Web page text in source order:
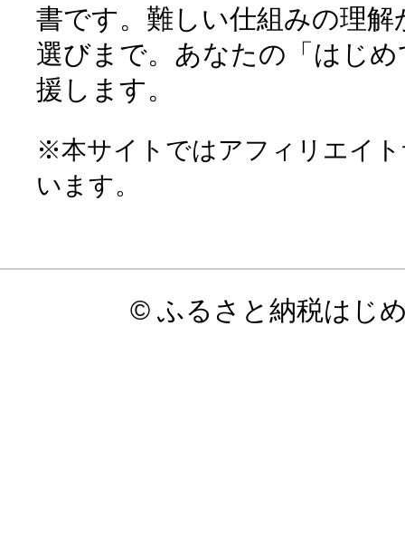
書です。難しい仕組みの理
選びまで。あなたの「はじ
援します。
※本サイトではアフィリエイ
います。
© ふるさと納税はじ